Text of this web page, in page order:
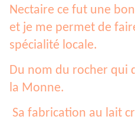
Nectaire ce fut une
et je me permet de
spécialité locale.
Du nom du rocher qui
la Monne.
Sa fabrication au lait